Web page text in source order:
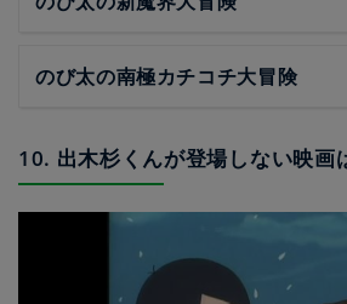
のび太の南極カチコチ大冒険
10. 出木杉くんが登場しない映画